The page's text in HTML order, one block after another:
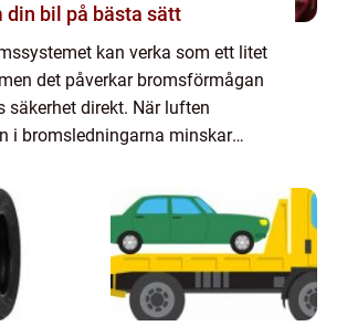
din bil på bästa sätt
kan verka som ett litet
det påverkar bromsförmågan
säkerhet direkt. När luften
i bromsledningarna minskar